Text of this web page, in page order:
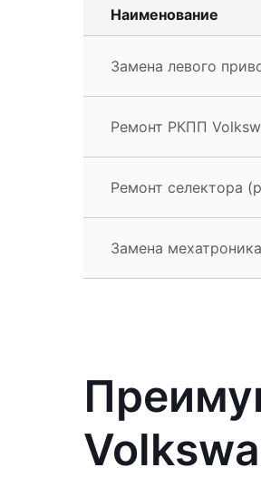
Наименование
Замена левого
Ремонт РКПП
Ремонт селектора
Замена